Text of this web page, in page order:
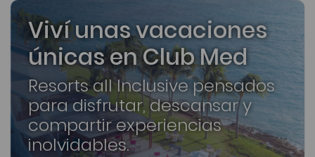
Viví unas vacaciones
únicas en Club Med
Resorts all Inclusive pensados
para disfrutar, descansar y
compartir experiencias
inolvidables.